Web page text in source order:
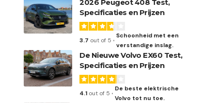
2026 Peugeot 408 Test,
Specificaties en Prijzen
3.7 out of 5
Schoonheid met een
verstandige inslag.
De Nieuwe Volvo EX60 Test,
Specificaties en Prijzen
4.1 out of 5
De beste elektrische
Volvo tot nu toe.